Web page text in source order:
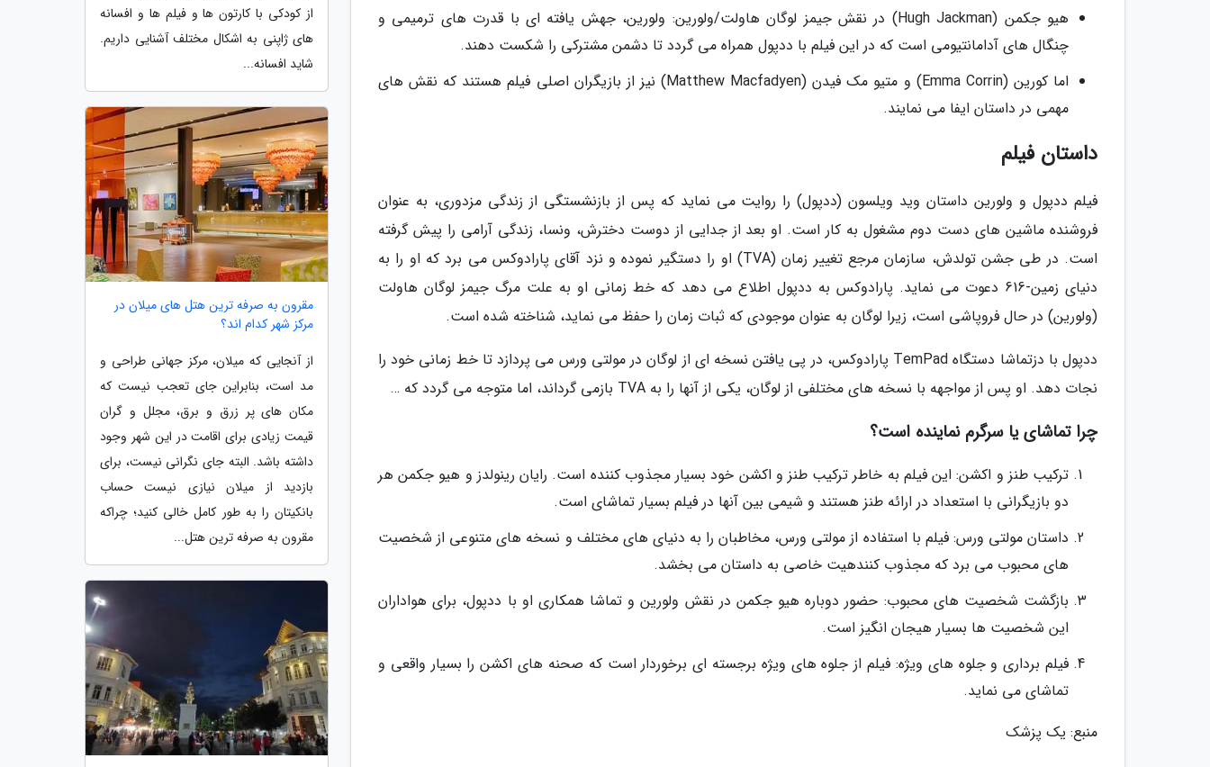
هیو جکمن (Hugh Jackman) در نقش جیمز لوگان هاولت/ولورین: ولورین، جهش یافته ای با قدرت های ترمیمی و
چنگال های آدامانتیومی است که در این فیلم با ددپول همراه می گردد تا دشمن مشترکی را شکست دهند.
اما کورین (Emma Corrin) و متیو مک فیدن (Matthew Macfadyen) نیز از بازیگران اصلی فیلم هستند که نقش های
مهمی در داستان ایفا می نمایند.
داستان فیلم
فیلم ددپول و ولورین داستان وید ویلسون (ددپول) را روایت می نماید که پس از بازنشستگی از زندگی مزدوری، به عنوان
فروشنده ماشین های دست دوم مشغول به کار است. او بعد از جدایی از دوست دخترش، ونسا، زندگی آرامی را پیش گرفته
است. در طی جشن تولدش، سازمان مرجع تغییر زمان (TVA) او را دستگیر نموده و نزد آقای پارادوکس می برد که او را به
دنیای زمین-616 دعوت می نماید. پارادوکس به ددپول اطلاع می دهد که خط زمانی او به علت مرگ جیمز لوگان هاولت
(ولورین) در حال فروپاشی است، زیرا لوگان به عنوان موجودی که ثبات زمان را حفظ می نماید، شناخته شده است.
ددپول با دزتماشا دستگاه TemPad پارادوکس، در پی یافتن نسخه ای از لوگان در مولتی ورس می پردازد تا خط زمانی خود را
نجات دهد. او پس از مواجهه با نسخه های مختلفی از لوگان، یکی از آنها را به TVA بازمی گرداند، اما متوجه می گردد که …
چرا تماشای یا سرگرم نماینده است؟
ترکیب طنز و اکشن: این فیلم به خاطر ترکیب طنز و اکشن خود بسیار مجذوب کننده است. رایان رینولدز و هیو جکمن هر
دو بازیگرانی با استعداد در ارائه طنز هستند و شیمی بین آنها در فیلم بسیار تماشای است.
داستان مولتی ورس: فیلم با استفاده از مولتی ورس، مخاطبان را به دنیای های مختلف و نسخه های متنوعی از شخصیت
های محبوب می برد که مجذوب کنندهیت خاصی به داستان می بخشد.
بازگشت شخصیت های محبوب: حضور دوباره هیو جکمن در نقش ولورین و تماشا همکاری او با ددپول، برای هواداران
این شخصیت ها بسیار هیجان انگیز است.
فیلم برداری و جلوه های ویژه: فیلم از جلوه های ویژه برجسته ای برخوردار است که صحنه های اکشن را بسیار واقعی و
تماشای می نماید.
منبع: یک پزشک
از کودکی با کارتون ها و فیلم ها و افسانه
های ژاپنی به اشکال مختلف آشنایی داریم.
شاید افسانه...
مقرون به صرفه ترین هتل های میلان در
مرکز شهر کدام اند؟
از آنجایی که میلان، مرکز جهانی طراحی و
مد است، بنابراین جای تعجب نیست که
مکان های پر زرق و برق، مجلل و گران
قیمت زیادی برای اقامت در این شهر وجود
داشته باشد. البته جای نگرانی نیست، برای
بازدید از میلان نیازی نیست حساب
بانکیتان را به طور کامل خالی کنید؛ چراکه
مقرون به صرفه ترین هتل...